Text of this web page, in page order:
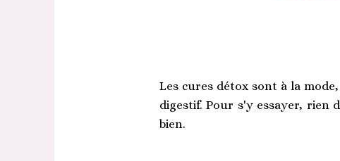
Les cures détox sont à la
digestif. Pour s'y essayer, rien
bien.